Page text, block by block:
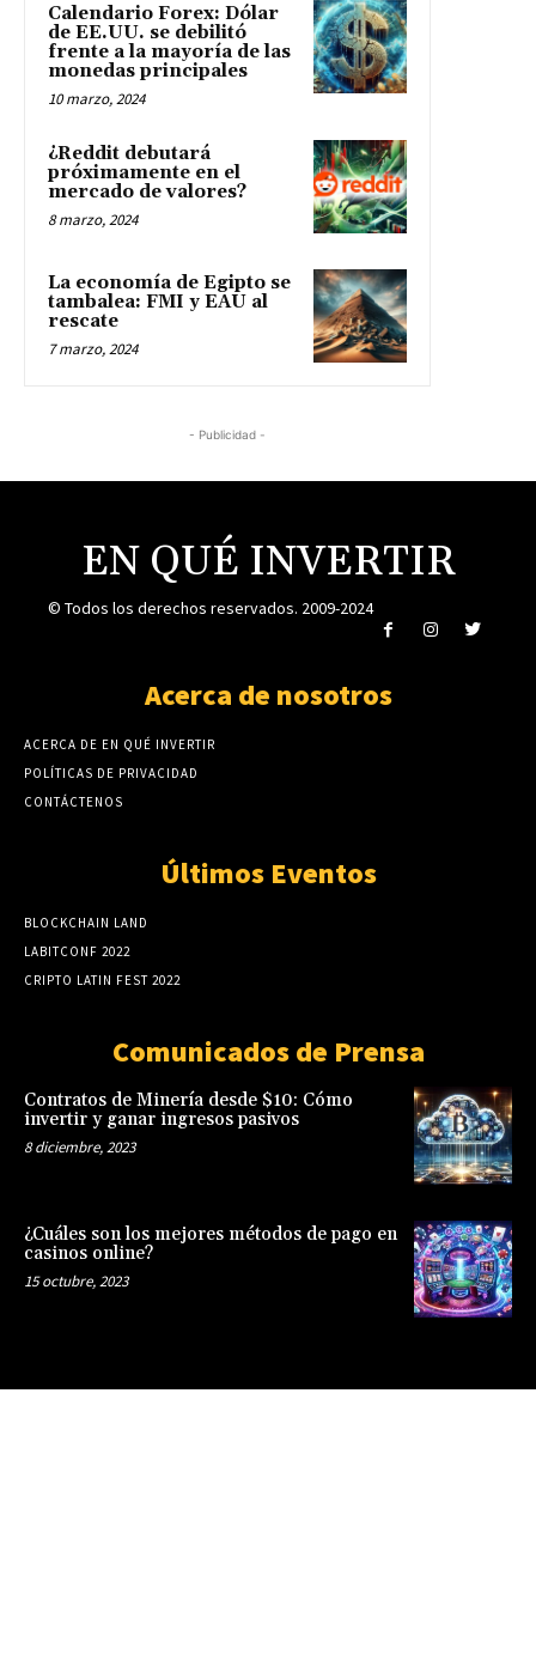
Calendario Forex: Dólar
de EE.UU. se debilitó
frente a la mayoría de las
monedas principales
10 marzo, 2024
¿Reddit debutará
próximamente en el
mercado de valores?
8 marzo, 2024
La economía de Egipto se
tambalea: FMI y EAU al
rescate
7 marzo, 2024
- Publicidad -
EN QUÉ INVERTIR
© Todos los derechos reservados. 2009-2024
Acerca de nosotros
ACERCA DE EN QUÉ INVERTIR
POLÍTICAS DE PRIVACIDAD
CONTÁCTENOS
Últimos Eventos
BLOCKCHAIN LAND
LABITCONF 2022
CRIPTO LATIN FEST 2022
Comunicados de Prensa
Contratos de Minería desde $10: Cómo
invertir y ganar ingresos pasivos
8 diciembre, 2023
¿Cuáles son los mejores métodos de pago en
casinos online?
15 octubre, 2023